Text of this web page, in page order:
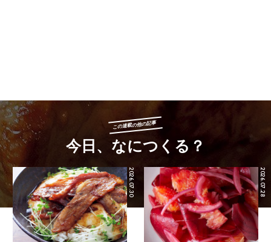
この連載の他の記事
今日、なにつくる？
2026.07.30 2026.07.28